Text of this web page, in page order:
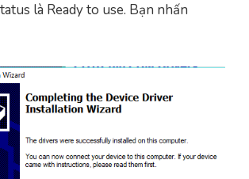
là Ready to use. Bạn nhấn